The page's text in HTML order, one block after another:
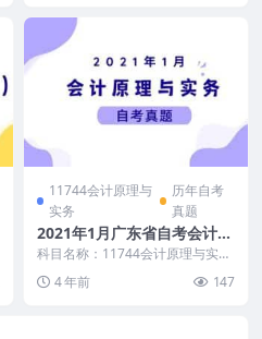
11744会计原理与
实务
历年自考
真题
2021年1月广东省自考会计原
理与实务真题及答案
科目名称：11744会计原理与实务
适当参考） 真...
4 年前 147